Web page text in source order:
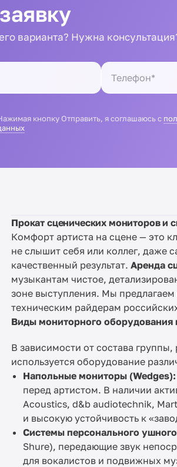
варианта? Нужна
кнопку Отправить, я соглашаюсь с
Прокат сценических мониторов и
Комфорт артиста на сцене — это
не слышит себя или коллег, даже
качественный результат. Аренда
музыкантам чистое,
зоне выступления. Мы
техническим райдерам
Виды мониторного оборудования
В зависимости от состава
используется оборудование
Напольные мониторы (Wedges):
перед артистом. В наличии
Acoustics, d&b audiotechnik,
и высокую устойчивость к
Системы персонального
Shure), передающие звук
для вокалистов и подвижных